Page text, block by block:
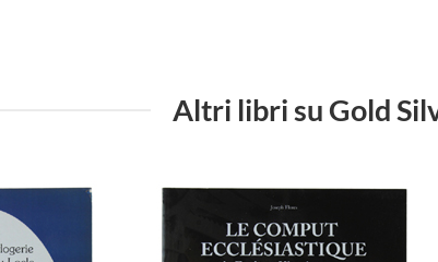
Altri libri su Gold